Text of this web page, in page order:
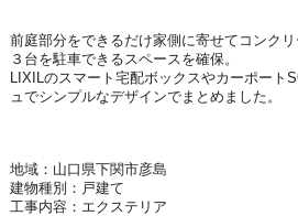
前庭部分をできるだけ家側に寄せてコンク
３台を駐車できるスペースを確保。
LIXILのスマート宅配ボックスやカーポート
ュでシンプルなデザインでまとめました。
地域：山口県下関市彦島
建物種別：戸建て
工事内容：エクステリア